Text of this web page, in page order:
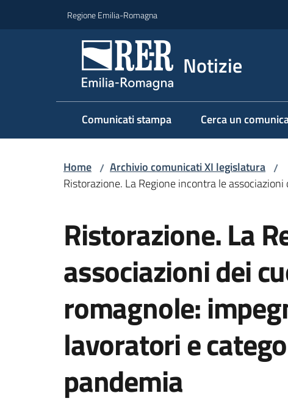
Regione Emilia-Romagna
Notizie
Comunicati stampa Cerca un
Home / Archivio comunicati XI legislatura /
Ristorazione. La Regione incontra le
Ristorazione. La
associazioni dei
romagnole:
lavoratori e
pandemia